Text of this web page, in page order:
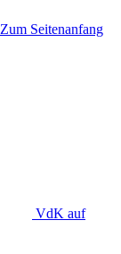
Zum Seitenanfang
VdK auf